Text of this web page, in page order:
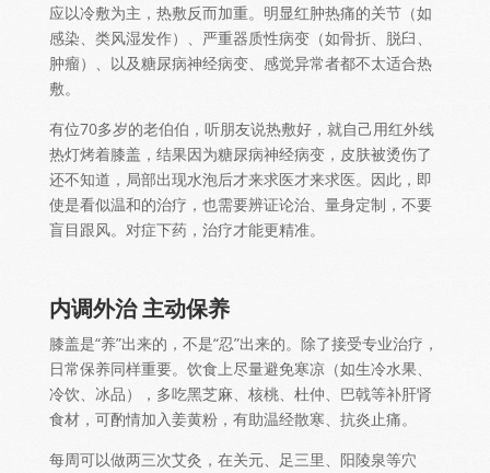
应以冷敷为主，热敷反而加重。明显红肿热痛的关节（如
感染、类风湿发作）、严重器质性病变（如骨折、脱臼、
肿瘤）、以及糖尿病神经病变、感觉异常者都不太适合热
敷。
有位70多岁的老伯伯，听朋友说热敷好，就自己用红外线
热灯烤着膝盖，结果因为糖尿病神经病变，皮肤被烫伤了
还不知道，局部出现水泡后才来求医才来求医。因此，即
使是看似温和的治疗，也需要辨证论治、量身定制，不要
盲目跟风。对症下药，治疗才能更精准。
内调外治主动保养
膝盖是“养”出来的，不是“忍”出来的。除了接受专业治疗，
日常保养同样重要。饮食上尽量避免寒凉（如生冷水果、
冷饮、冰品），多吃黑芝麻、核桃、杜仲、巴戟等补肝肾
食材，可酌情加入姜黄粉，有助温经散寒、抗炎止痛。
每周可以做两三次艾灸，在关元、足三里、阳陵泉等穴